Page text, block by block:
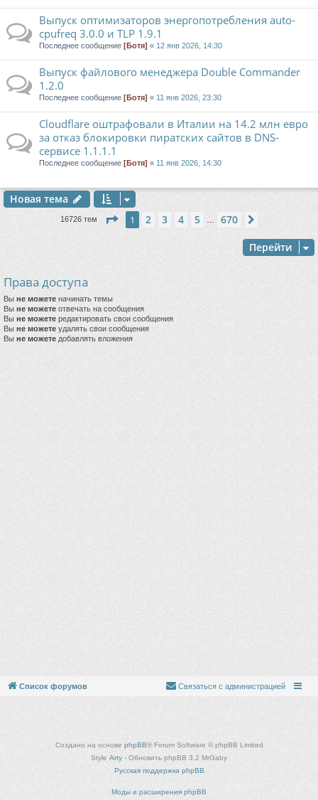
Выпуск оптимизаторов энергопотребления auto-
cpufreq 3.0.0 и TLP 1.9.1
Последнее сообщение [Ботя] « 12 янв 2026, 14:30
Выпуск файлового менеджера Double Commander
1.2.0
Последнее сообщение [Ботя] « 11 янв 2026, 23:30
Cloudflare оштрафовали в Италии на 14.2 млн евро
за отказ блокировки пиратских сайтов в DNS-
сервисе 1.1.1.1
Последнее сообщение [Ботя] « 11 янв 2026, 14:30
Новая тема
16726 тем Страница из 670
1 2 3 4 5 670
Перейти
Права доступа
Вы не можете начинать темы
Вы не можете отвечать на сообщения
Вы не можете редактировать свои сообщения
Вы не можете удалять свои сообщения
Вы не можете добавлять вложения
Список форумов Связаться с администрацией
Создано на основе phpBB® Forum Software © phpBB Limited
Style Arty - Обновить phpBB 3.2 MrGaby
Русская поддержка phpBB
Моды и расширения phpBB